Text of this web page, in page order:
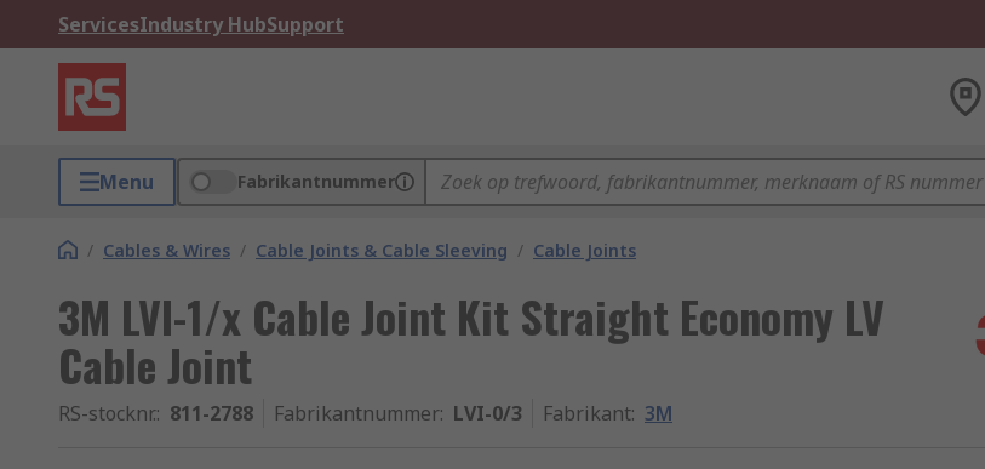
ServicesIndustry HubSupport
Menu Fabrikantnummer
/ Cables & Wires / Cable Joints & Cable Sleeving / Cable Joints
3M LVI-1/x Cable Joint Kit Straight Economy LV
Cable Joint
RS-stocknr.: 811-2788 Fabrikantnummer: LVI-0/3 Fabrikant: 3M